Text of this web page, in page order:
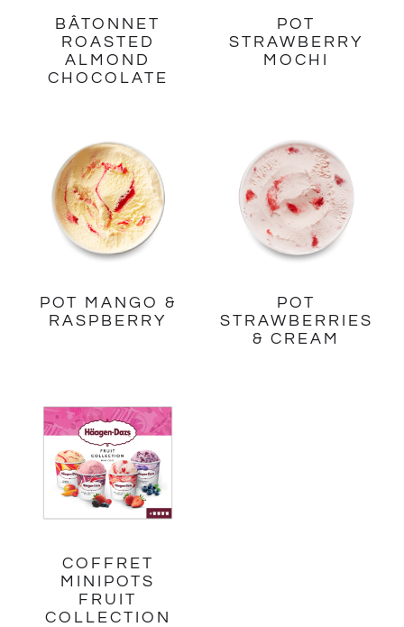
BÂTONNET
ROASTED
ALMOND
CHOCOLATE
POT
STRAWBERRY
MOCHI
POT MANGO &
RASPBERRY
POT
STRAWBERRIES
& CREAM
COFFRET
MINIPOTS
FRUIT
COLLECTION